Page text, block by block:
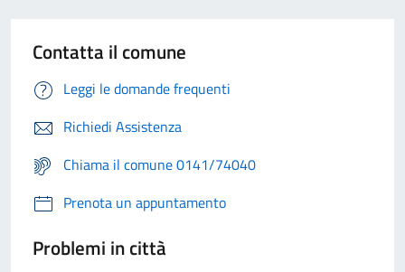
Contatta il comune
Leggi le domande frequenti
Richiedi Assistenza
Chiama il comune 0141/74040
Prenota un appuntamento
Problemi in città